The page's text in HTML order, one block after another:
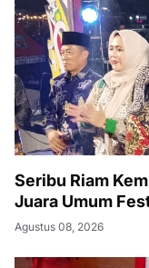
Seribu Riam
Juara Umum
Agustus 08, 2026